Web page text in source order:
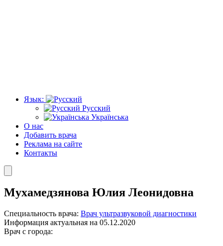
Язык:
Русский
Українська
О нас
Добавить врача
Реклама на сайте
Контакты
Мухамедзянова Юлия Леонидовна
Специальность врача: Врач ультразвуковой диагностики
Информация актуальная на 05.12.2020
Врач с города: